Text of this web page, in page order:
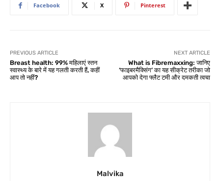
Facebook X Pinterest
PREVIOUS ARTICLE
Breast health: 99% महिलाएं स्तन
स्वास्थ्य के बारे में यह गलती करती हैं, कहीं
आप तो नहीं?
NEXT ARTICLE
What is Fibremaxxing: जानिए
‘फाइबरमैक्सिंग’ का यह सीक्रेट तरीका जो
आपको देगा फ्लैट टमी और दमकती त्वचा
Malvika